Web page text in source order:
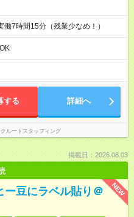
7時間15分（残業少なめ！）
する 詳細へ
ルートスタッフィング
掲載日：2026.08.03
NEW
豆にラベル貼り＠